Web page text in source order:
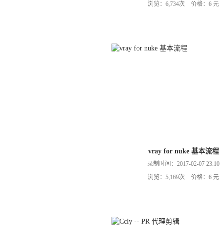
浏览：6,734次 价格：6 元
vray for nuke 基本流程
录制时间：2017-02-07 23:10
浏览：5,169次 价格：6 元